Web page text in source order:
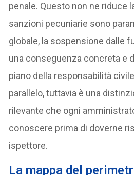
penale. Questo non ne riduce
sanzioni pecuniarie sono
globale, la sospensione dalle
una conseguenza concreta e
piano della responsabilità
parallelo, tuttavia è una
rilevante che ogni
conoscere prima di doverne
ispettore.
La mappa del